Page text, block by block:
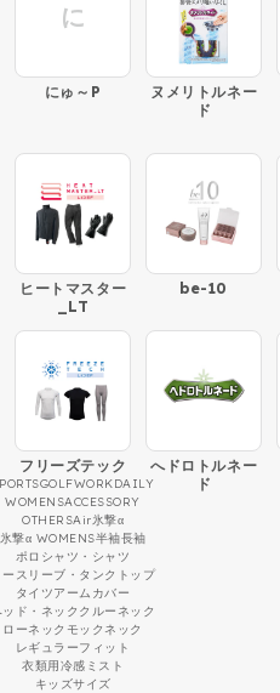
に
にゅ～P
ヌメリトルネー
ド
ヒートマスター
_LT
be-10
フリーズテック
GOLFWORKDAILY
WOMENSACCESSORY
OTHERSAir氷撃α
氷撃α WOMENS半袖長袖
ポロシャツ・シャツ
ースリーブ・タンクトップ
タイツアームカバー
ッド・ネック クルーネック
ローネック モックネック
レギュラーフィット
衣類用冷感ミスト
キッズサイズ
へドロトルネー
ド